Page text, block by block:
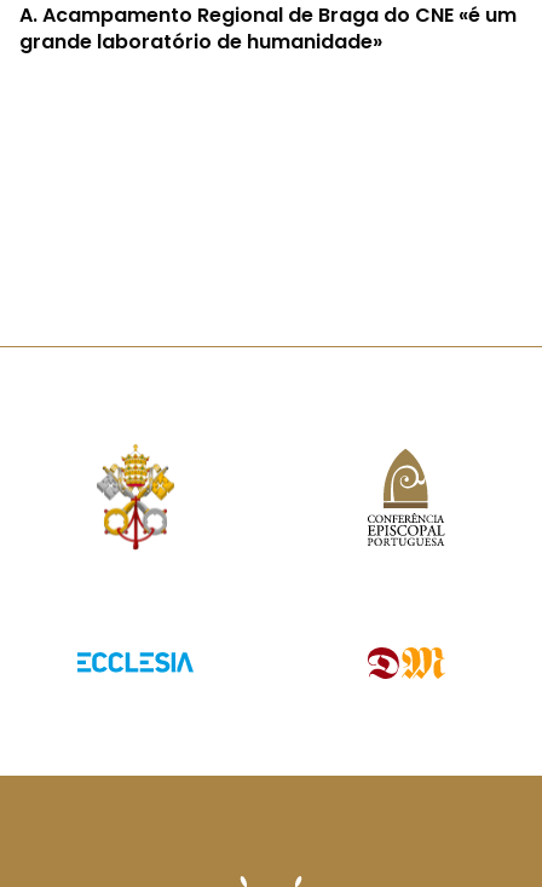
A.Acampamento Regional de Braga do CNE «é um
grande laboratório de humanidade»